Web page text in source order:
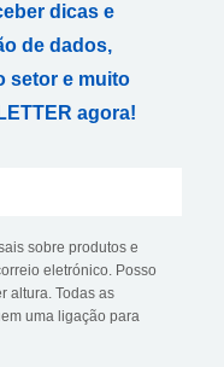
dicas e
de dados,
setor e muito
agora!
sobre produtos e
eletrónico. Posso
altura. Todas as
uma ligação para